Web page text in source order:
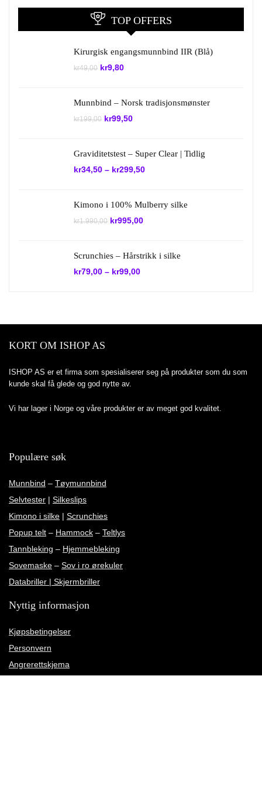
TOP OFFERS
Kirurgisk engangsmunnbind IIR (Blå)
kr49,00 Opprinnelig
kr9,80Nåværende
Munnbind – Norsk tradisjonsmønster
kr199,00 Opprinnelig
kr99,50Nåværende
Graviditetstest – Super Clear | Tidlig
kr34,50 – kr299,50
Kimono i 100% Mulberry silke
kr1.990,00 Opprinnelig
kr995,00Nåværende
Scrunchies – Hårstrikk i silke
kr79,00 – kr99,00
KORT OM ISHOP AS
ISHOP AS er et firma som spesialiserer seg på produkter som du som
kunde skal få glede og god nytte av.
Vi har lager i Norge og våre produkter er av meget god kvalitet.
Populære søk
Munnbind – Tøymunnbind
Selvtester | Silkeslips
Kimono i silke | Scrunchies
Popup telt – Hammock – Teltlys
Tannbleking – Hjemmebleking
Sovemaske – Sov i ro ørekuler
Databriller | Skjermbriller
Nyttig informasjon
Kjøpsbetingelser
Personvern
Angrerettskjema